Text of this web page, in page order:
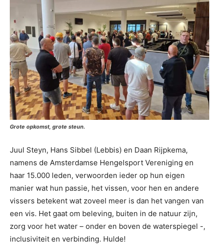
Grote opkomst, grote steun.
Juul Steyn, Hans Sibbel (Lebbis) en Daan Rijpkema,
namens de Amsterdamse Hengelsport Vereniging en
haar 15.000 leden, verwoorden ieder op hun eigen
manier wat hun passie, het vissen, voor hen en andere
vissers betekent wat zoveel meer is dan het vangen van
een vis. Het gaat om beleving, buiten in de natuur zijn,
zorg voor het water – onder en boven de waterspiegel -,
inclusiviteit en verbinding. Hulde!